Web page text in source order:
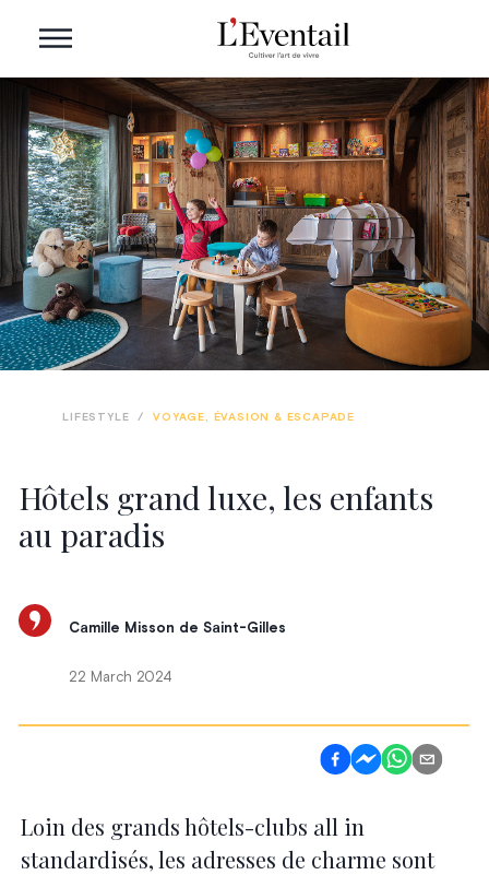
Hôtels grand luxe, les enfants
au paradis
LIFESTYLE / VOYAGE, ÉVASION & ESCAPADE
Camille Misson de Saint-Gilles
22 March 2024
Loin des grands hôtels-clubs all in
standardisés, les adresses de charme sont